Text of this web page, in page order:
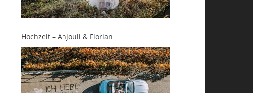
Hochzeit – Anjouli & Florian